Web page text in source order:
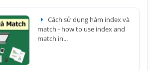
Cách sử dụng hàm index và
match - how to use index and
match in...